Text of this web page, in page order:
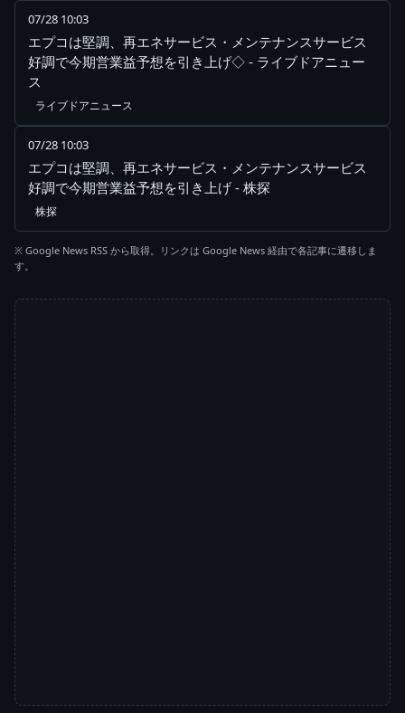
07/28 10:03
エプコは堅調、再エネサービス・メンテナンスサービス
好調で今期営業益予想を引き上げ◇ - ライブドアニュー
ス
ライブドアニュース
07/28 10:03
エプコは堅調、再エネサービス・メンテナンスサービス
好調で今期営業益予想を引き上げ - 株探
株探
※ Google News RSS から取得。リンクは Google News 経由で各記事に遷移しま
す。